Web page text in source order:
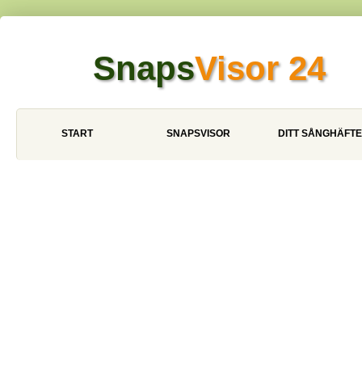
SnapsVisor 24
START SNAPSVISOR DITT SÅNGHÄFTE